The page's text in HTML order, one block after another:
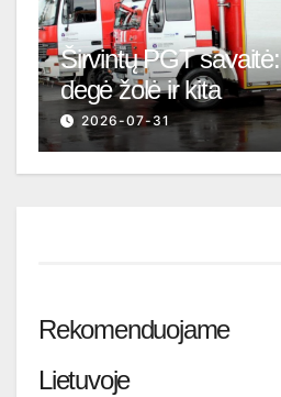
Širvintų PGT savaitė:
degė žolė ir kita
2026-07-31
Rekomenduojame
Lietuvoje